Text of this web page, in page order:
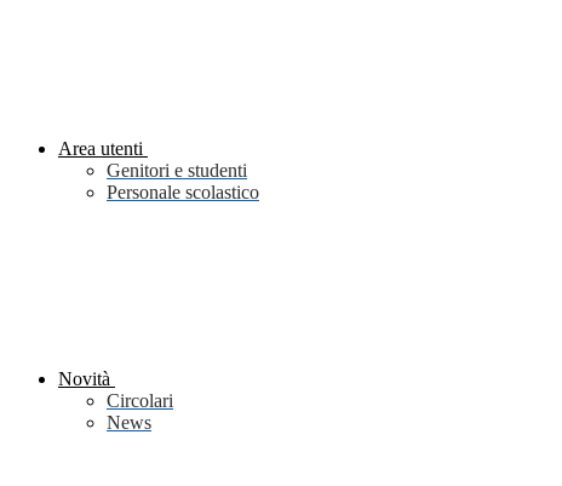
Area utenti
Genitori e studenti
Personale scolastico
Novità
Circolari
News